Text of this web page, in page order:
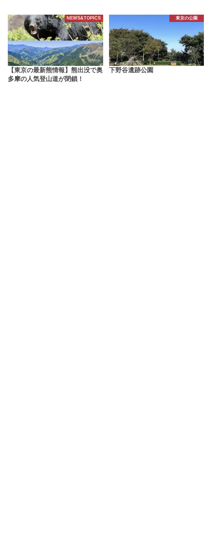
NEWS&TOPICS
【東京の最新熊情報】熊出没で奥
多摩の人気登山道が閉鎖！
東京の公園
下野谷遺跡公園